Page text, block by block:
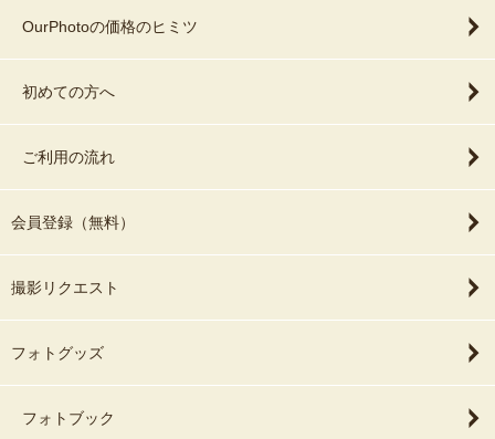
OurPhotoの価格のヒミツ
初めての方へ
ご利用の流れ
会員登録（無料）
撮影リクエスト
フォトグッズ
フォトブック